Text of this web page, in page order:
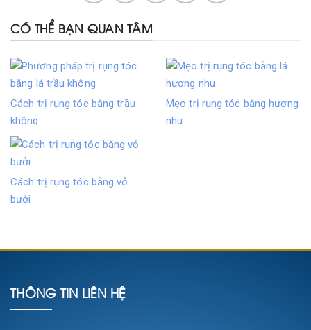
CÓ THỂ BẠN QUAN TÂM
Cách trị rụng tóc bằng trầu
không
Mẹo trị rụng tóc bằng hương
nhu
Cách trị rụng tóc bằng vỏ
bưởi
THÔNG TIN LIÊN HỆ